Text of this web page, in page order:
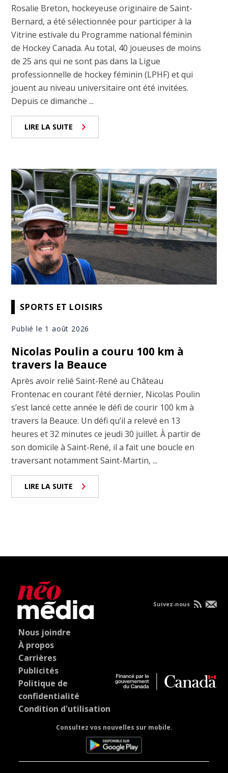
Rosalie Breton, hockeyeuse originaire de Saint-
Bernard, a été sélectionnée pour participer à la
Vitrine estivale du Programme national féminin
de Hockey Canada. Au total, 40 joueuses de moins
de 25 ans qui ne sont pas dans la Ligue
professionnelle de hockey féminin (LPHF) et qui
jouent au niveau universitaire ont été invitées.
Depuis ce dimanche ...
LIRE LA SUITE
SPORTS ET LOISIRS
Publié le 1 août 2026
Nicolas Poulin a couru 100 km à
travers la Beauce
Après avoir relié Saint-René au Château
Frontenac en courant l’été dernier, Nicolas Poulin
s’est lancé cette année le défi de courir 100 km à
travers la Beauce. Un défi qu’il a relevé en 13
heures et 32 minutes ce jeudi 30 juillet. À partir de
son domicile à Saint-René, il a fait une boucle en
traversant notamment Saint-Martin, ...
LIRE LA SUITE
Nous joindre
À propos
Carrières
Publicités
Politique de
confidentialité
Condition d'utilisation
Consultez vos nouvelles sur mobile.
Suivez-nous